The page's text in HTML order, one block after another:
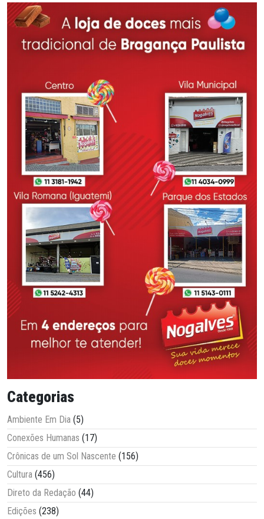
Categorias
Ambiente Em Dia (5)
Conexões Humanas (17)
Crônicas de um Sol Nascente (156)
Cultura (456)
Direto da Redação (44)
Edições (238)